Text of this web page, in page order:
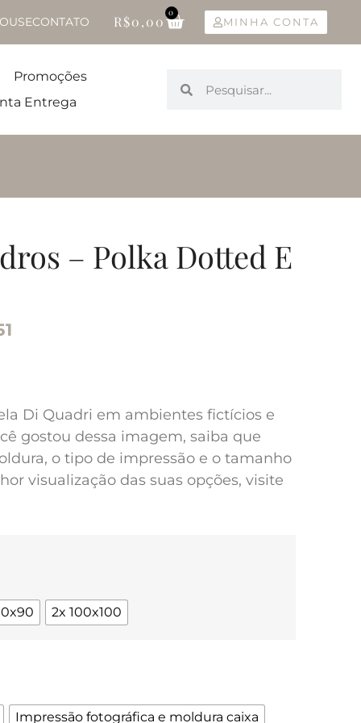
CONTATO R$0,00
0
MINHA CONTA
Promoções
Entrega
– Polka Dotted E
Di Quadri em ambientes fictícios e
gostou dessa imagem, saiba que
o tipo de impressão e o tamanho
visualização das suas opções, visite
2x 100x100
Impressão fotográfica e moldura caixa